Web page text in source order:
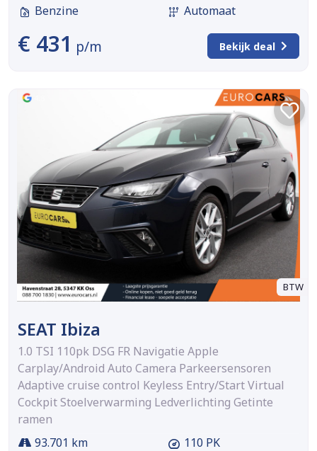
Benzine
Automaat
€ 431 p/m Bekijk deal
BTW
SEAT Ibiza
1.0 TSI 110pk DSG FR Navigatie Apple
Carplay/Android Auto Camera Parkeersensoren
Adaptive cruise control Keyless Entry/Start Virtual
Cockpit Stoelverwarming Ledverlichting Getinte
ramen
93.701 km
110 PK